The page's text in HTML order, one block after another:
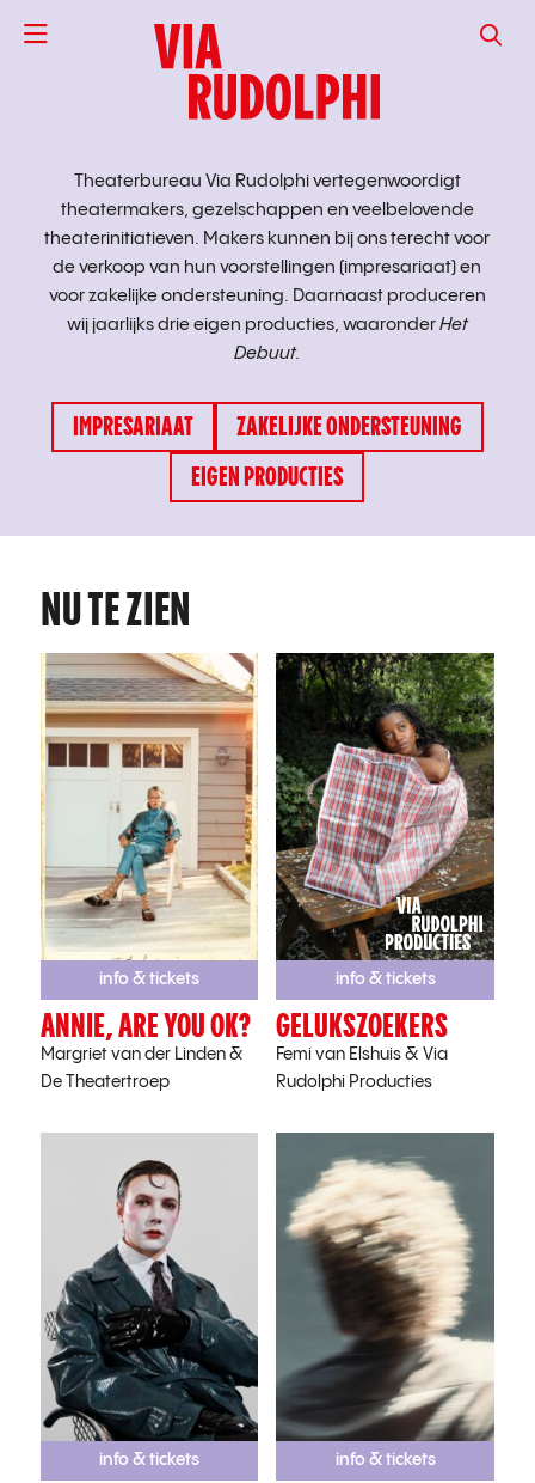
VIA
Theaterbureau Via Rudolphi vertegenwoordigt
theatermakers, gezelschappen en veelbelovende
theaterinitiatieven. Makers kunnen bij ons terecht voor
de verkoop van hun voorstellingen (impresariaat) en
voor zakelijke ondersteuning. Daarnaast produceren
wij jaarlijks drie eigen producties, waaronder Het
Debuut.
IMPRESARIAAT
ZAKELIJKE ONDERSTEUNING
EIGEN PRODUCTIES
NU TE ZIEN
info & tickets
ANNIE, ARE YOU OK?
Margriet van der Linden&
De Theatertroep
info & tickets
GELUKSZOEKERS
Femi van Elshuis & Via
Rudolphi Producties
info & tickets info & tickets